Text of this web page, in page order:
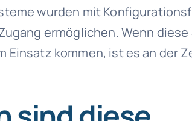
wurden mit
ermöglichen. Wenn diese
Einsatz kommen, ist es an der